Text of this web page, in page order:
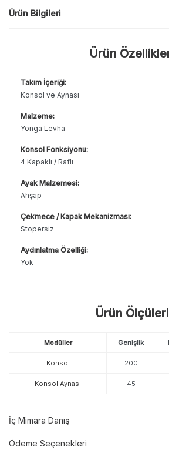
Ürün Bilgileri
Ürün
Takım İçeriği:
Konsol ve Aynası
Malzeme:
Yonga Levha
Konsol Fonksiyonu:
4 Kapaklı / Raflı
Ayak Malzemesi:
Ahşap
Çekmece / Kapak Mekanizması:
Stopersiz
Aydınlatma Özelliği:
Yok
Ürün Ölçüleri
Modüller Genişlik
Konsol 200
Konsol Aynası 45
İç Mimara Danış
Ödeme Seçenekleri